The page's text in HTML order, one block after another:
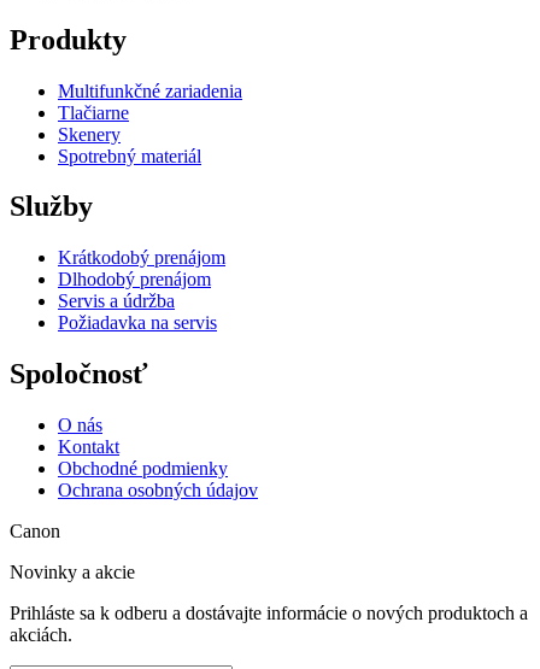
Produkty
Multifunkčné zariadenia
Tlačiarne
Skenery
Spotrebný materiál
Služby
Krátkodobý prenájom
Dlhodobý prenájom
Servis a údržba
Požiadavka na servis
Spoločnosť
O nás
Kontakt
Obchodné podmienky
Ochrana osobných údajov
Canon
Novinky a akcie
Prihláste sa k odberu a dostávajte informácie o nových produktoch a
akciách.